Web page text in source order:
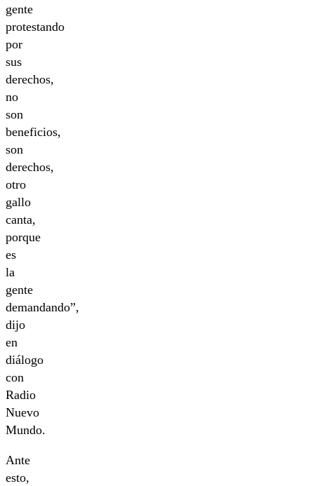
gente
protestando
por
sus
derechos,
no
son
beneficios,
son
derechos,
otro
gallo
canta,
porque
es
la
gente
demandando”,
dijo
en
diálogo
con
Radio
Nuevo
Mundo.
Ante
esto,